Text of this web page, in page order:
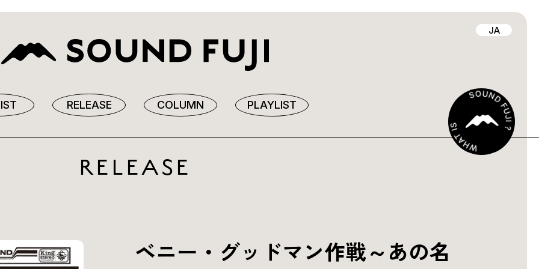
RELEASE COLUMN PLAYLIST
JA
RELEASE
ベニー・グッドマン作戦～あの名